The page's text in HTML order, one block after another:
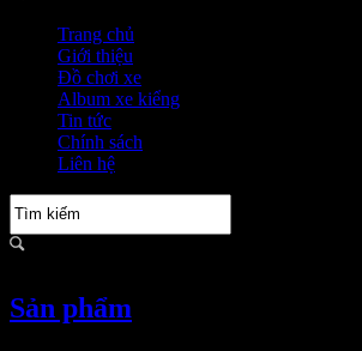
Trang chủ
Giới thiệu
Đồ chơi xe
Album xe kiểng
Tin tức
Chính sách
Liên hệ
Sản phẩm